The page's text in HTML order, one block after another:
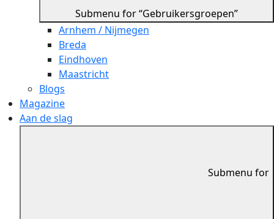
Submenu for “Gebruikersgroepen”
Arnhem / Nijmegen
Breda
Eindhoven
Maastricht
Blogs
Magazine
Aan de slag
Submenu for